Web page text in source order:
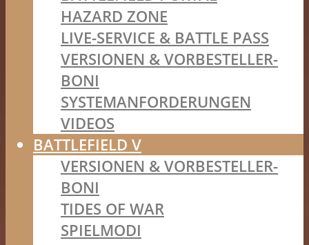
HAZARD ZONE
LIVE-SERVICE & BATTLE PASS
VERSIONEN & VORBESTELLER-
BONI
SYSTEMANFORDERUNGEN
VIDEOS
BATTLEFIELD V
VERSIONEN & VORBESTELLER-
BONI
TIDES OF WAR
SPIELMODI